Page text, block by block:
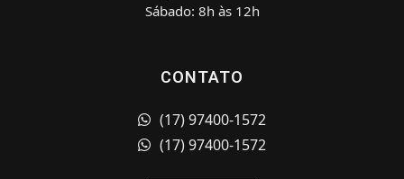
Sábado: 8h às 12h
CONTATO
(17) 97400-1572
(17) 97400-1572